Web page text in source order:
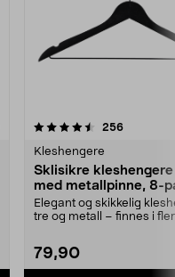
256
Kleshengere
Sklisikre
med metallpinne, 8-
Elegant og skikkelig
tre og metall – finnes i
79,90
4.5av 5 stjerner